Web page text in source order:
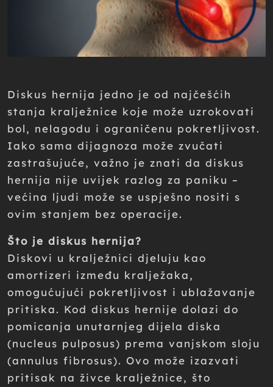
Diskus hernija jedno je od najčešćih
stanja kralježnice koje može uzrokovati
bol, nelagodu i ograničenu pokretljivost.
Iako sama dijagnoza može zvučati
zastrašujuće, važno je znati da diskus
hernija nije uvijek razlog za paniku –
većina ljudi može se uspješno nositi s
ovim stanjem bez operacije.
Što je diskus hernija?
Diskovi u kralježnici djeluju kao
amortizeri između kralježaka,
omogućujući pokretljivost i ublažavanje
pritiska. Kod diskus hernije dolazi do
pomicanja unutarnjeg dijela diska
(nucleus pulposus) prema vanjskom sloju
(annulus fibrosus). Ovo može izazvati
pritisak na živce kralježnice, što